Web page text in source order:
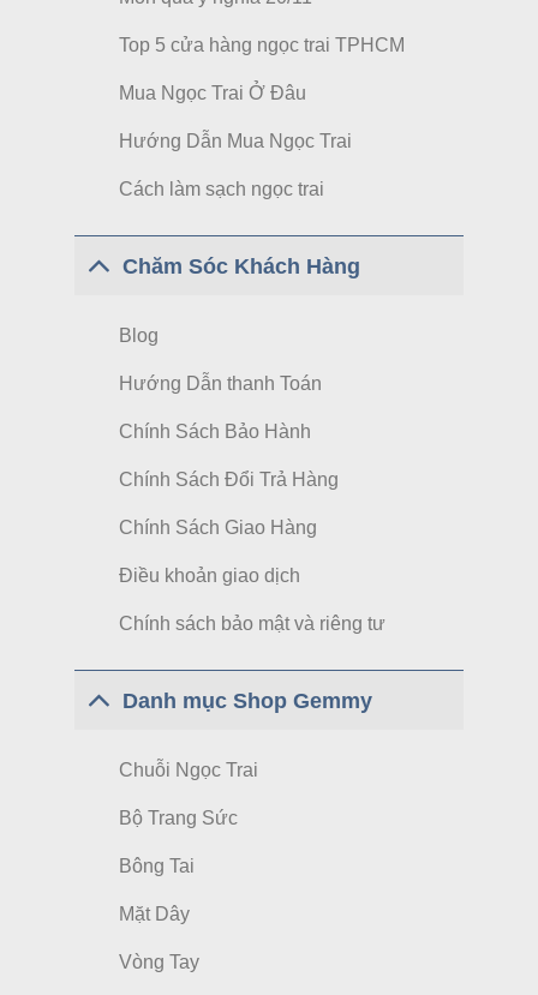
Top 5 cửa hàng ngọc trai TPHCM
Mua Ngọc Trai Ở Đâu
Hướng Dẫn Mua Ngọc Trai
Cách làm sạch ngọc trai
Chăm Sóc Khách Hàng
Blog
Hướng Dẫn thanh Toán
Chính Sách Bảo Hành
Chính Sách Đổi Trả Hàng
Chính Sách Giao Hàng
Điều khoản giao dịch
Chính sách bảo mật và riêng tư
Danh mục Shop Gemmy
Chuỗi Ngọc Trai
Bộ Trang Sức
Bông Tai
Mặt Dây
Vòng Tay